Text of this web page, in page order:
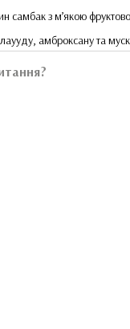
самбак з м’якою
амброксану та